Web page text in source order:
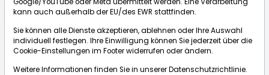
Börse:
kann auch außerhalb der EU/des EWR stattfinden.
Sie können alle Dienste akzeptieren, ablehnen oder Ihre Auswahl
individuell festlegen. Ihre Einwilligung können Sie jederzeit über die
Cookie-Einstellungen im Footer widerrufen oder ändern.
Weitere Informationen finden Sie in unsererDatenschutzrichtlinie.